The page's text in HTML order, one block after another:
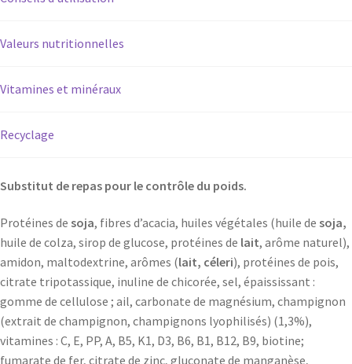
Valeurs nutritionnelles
Vitamines et minéraux
Recyclage
Substitut de repas pour le contrôle du poids.
Protéines de soja, fibres d’acacia, huiles végétales (huile de soja,
huile de colza, sirop de glucose, protéines de lait, arôme naturel),
amidon, maltodextrine, arômes (lait, céleri), protéines de pois,
citrate tripotassique, inuline de chicorée, sel, épaississant :
gomme de cellulose ; ail, carbonate de magnésium, champignon
(extrait de champignon, champignons lyophilisés) (1,3%),
vitamines : C, E, PP, A, B5, K1, D3, B6, B1, B12, B9, biotine;
fumarate de fer, citrate de zinc, gluconate de manganèse,